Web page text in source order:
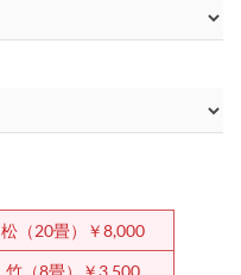
松（20畳）￥8,000
竹（8畳）￥3,500